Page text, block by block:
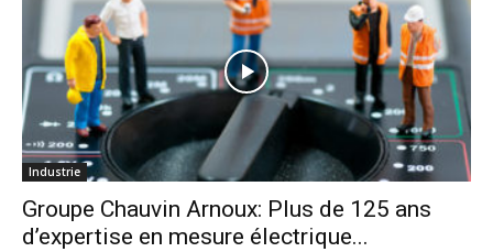
Industrie
Groupe Chauvin Arnoux: Plus de 125 ans
d’expertise en mesure électrique...